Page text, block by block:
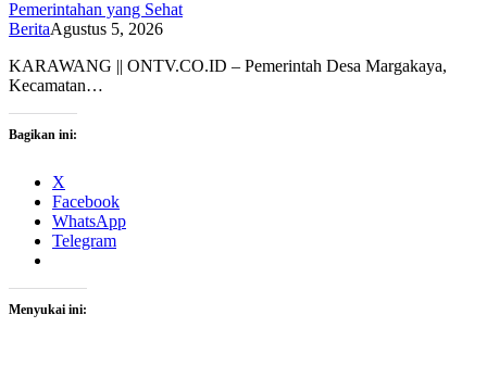
Pemerintahan yang Sehat
BeritaAgustus 5, 2026
KARAWANG || ONTV.CO.ID – Pemerintah Desa Margakaya,
Kecamatan…
Bagikan ini:
X
Facebook
WhatsApp
Telegram
Menyukai ini: